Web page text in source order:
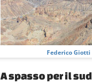
Federico Giotti
A spasso per il sud